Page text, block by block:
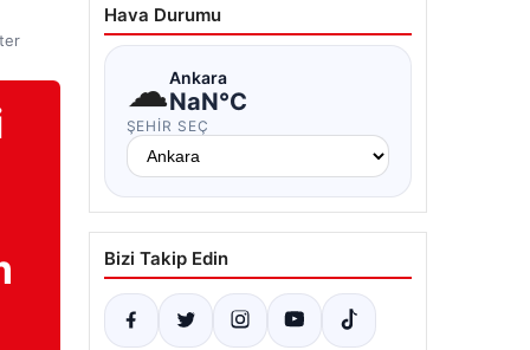
Hava Durumu
☁Ankara
NaN°C
ŞEHIR SEÇ
Bizi Takip Edin